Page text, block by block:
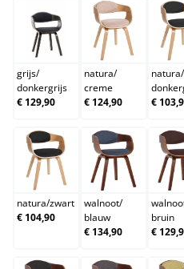
grijs/donkergrijs
grijs/
donkergrijs
€ 129,90
natura/creme
natura/
creme
€ 124,90
natura/
€
natura/zwart
natura/zwart
€ 104,90
walnoot/
walnoot/
blauw
€ 134,90
bruin
€